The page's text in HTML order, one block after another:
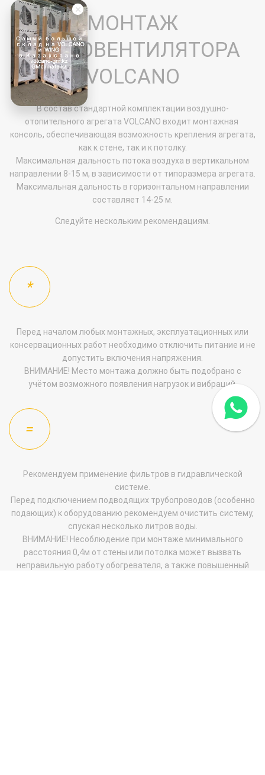
МОНТАЖ
ТЕПЛОВЕНТИЛЯТОРА
VOLCANO
В состав стандартной комплектации воздушно-
отопительного агрегата VOLCANO входит монтажная
консоль, обеспечивающая возможность крепления агрегата,
как к стене, так и к потолку.
Maксимальная дальность потока воздуха в вертикальном
направлении 8-15 м, в зависимости от типоразмера агрегата.
Максимальная дальность в горизонтальном направлении
составляет 14-25 м.
Следуйте нескольким рекомендациям.
Перед началом любых монтажных, эксплуатационных или
консервационных работ необходимо отключить питание и не
допустить включения напряжения.
ВНИМАНИЕ! Место монтажа должно быть подобрано с
учётом возможного появления нагрузок и вибраций.
Рекомендуем применение фильтров в гидравлической
системе.
Перед подключением подводящих трубопроводов (особенно
подающих) к оборудованию рекомендуем очистить систему,
спуская несколько литров воды.
ВНИМАНИЕ! Несоблюдение при монтаже минимального
расстояния 0,4м от стены или потолка может вызвать
неправильную работу обогревателя, а также повышенный